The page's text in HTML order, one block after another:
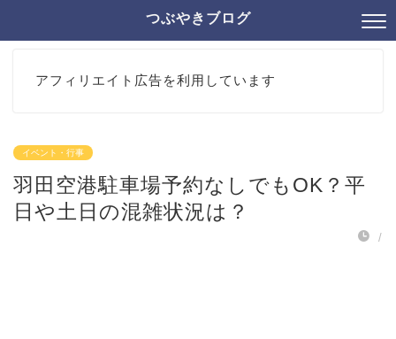
つぶやきブログ
アフィリエイト広告を利用しています
イベント・行事
羽田空港駐車場予約なしでもOK？平
日や土日の混雑状況は？
/